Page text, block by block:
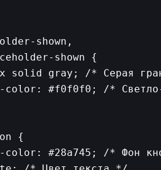
shown,
shown {
solid gray; /* Серая
color: #f0f0f0; /*
{
color: #28a745; /* Фон